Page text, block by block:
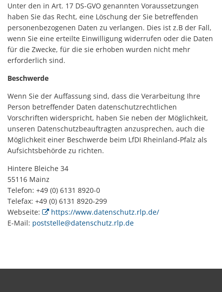
Unter den in Art. 17 DS-GVO genannten Voraussetzungen
haben Sie das Recht, eine Löschung der Sie betreffenden
personenbezogenen Daten zu verlangen. Dies ist z.B der Fall,
wenn Sie eine erteilte Einwilligung widerrufen oder die Daten
für die Zwecke, für die sie erhoben wurden nicht mehr
erforderlich sind.
Beschwerde
Wenn Sie der Auffassung sind, dass die Verarbeitung Ihre
Person betreffender Daten datenschutzrechtlichen
Vorschriften widerspricht, haben Sie neben der Möglichkeit,
unseren Datenschutzbeauftragten anzusprechen, auch die
Möglichkeit einer Beschwerde beim LfDI Rheinland-Pfalz als
Aufsichtsbehörde zu richten.
Hintere Bleiche 34
55116 Mainz
Telefon: +49 (0) 6131 8920-0
Telefax: +49 (0) 6131 8920-299
Webseite:
https://www.datenschutz.rlp.de/
E-Mail: poststelle@datenschutz.rlp.de